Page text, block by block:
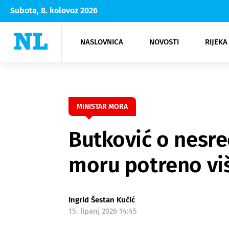
Subota, 8. kolovoz 2026
NASLOVNICA NOVOSTI
Rijeka Opatija
NK
Moda
Kultura
MINISTAR MORA
Butković o
moru potreno
Ingrid Šestan Kučić
15. lipanj 2026 14:45